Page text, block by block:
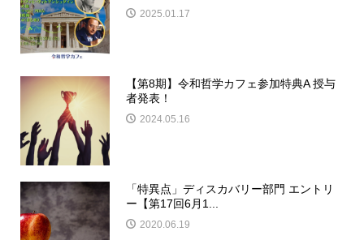
2025.01.17
【第8期】令和哲学カフェ参加特典A 授与
者発表！
2024.05.16
「特異点」ディスカバリー部門 エントリ
ー【第17回6月1...
2020.06.19